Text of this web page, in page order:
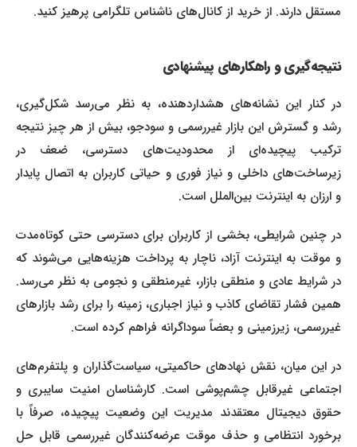
مستقل دارند. از خرید از کانال‌های ناشناس تلگرامی پرهیز کنید.
نتیجه‌گیری و راهکارهای پیشنهادی
در کنار این نشانه‌های هشداردهنده، به نظر می‌رسد شکل‌گیری،
رشد و گسترش این بازار غیررسمی و سودجو، بیش از هر چیز نتیجه
ترکیب پیچیده‌ای از محدودیت‌های دسترسی، ضعف در
زیرساخت‌های داخلی و نیاز فوری و حیاتی کاربران به اتصال پایدار
و ارزان به اینترنت بین‌الملل است.
در چنین شرایطی، بخشی از کاربران برای دسترسی حتی کوتاه‌مدت
و موقت به اینترنت آزاد، ناچار به پرداخت هزینه‌هایی می‌شوند که
در شرایط عادی و منطقی بازار، غیرمنطقی و نجومی به نظر می‌رسد.
همین فشار تقاضای کاذب و نیاز اجباری، زمینه را برای رشد بازارهای
غیررسمی، زیرزمینی و بعضاً سوداگرانه فراهم کرده است.
در این میان، نقش نهادهای حاکمیتی، سیاست‌گذاران و پلتفرم‌های
اجتماعی غیرقابل چشم‌پوشی است. کارشناسان امنیت سایبری و
حقوق دیجیتال معتقدند مدیریت این وضعیت پیچیده، صرفاً با
برخورد انتظامی و حذف موقت عرضه‌کنندگان غیررسمی قابل حل